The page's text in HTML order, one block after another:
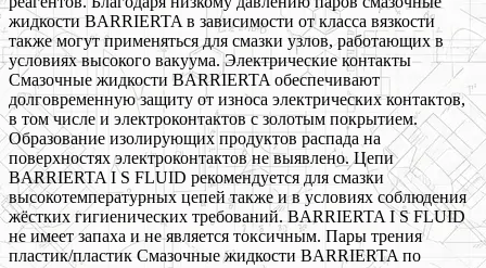
жидкости BARRIERTA в зависимости от класса вязкости
также могут применяться для смазки узлов, работающих в
условиях высокого вакуума. Электрические контакты
Смазочные жидкости BARRIERTA обеспечивают
долговременную защиту от износа электрических контактов,
в том числе и электроконтактов с золотым покрытием.
Образование изолирующих продуктов распада на
поверхностях электроконтактов не выявлено. Цепи
BARRIERTA I S FLUID рекомендуется для смазки
высокотемпературных цепей также и в условиях соблюдения
жёстких гигиенических требований. BARRIERTA I S FLUID
не имеет запаха и не является токсичным. Пары трения
пластик/пластик Смазочные жидкости BARRIERTA по